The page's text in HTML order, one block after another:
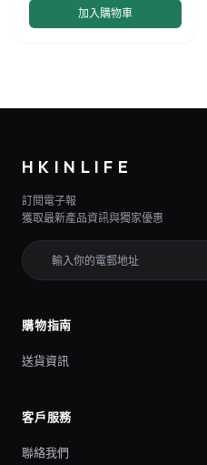
加入購物車
HKINLIFE
訂閱電子報
獲取最新產品資訊與獨家優惠
購物指南
送貨資訊
客戶服務
聯絡我們